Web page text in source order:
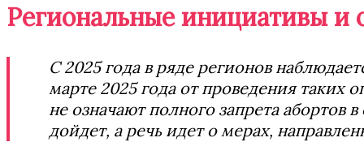
Региональные инициативы и
С 2025 года в ряде регионов
марте 2025 года от проведения таких
не означают полного запрета абортов
дойдет, а речь идет о мерах,